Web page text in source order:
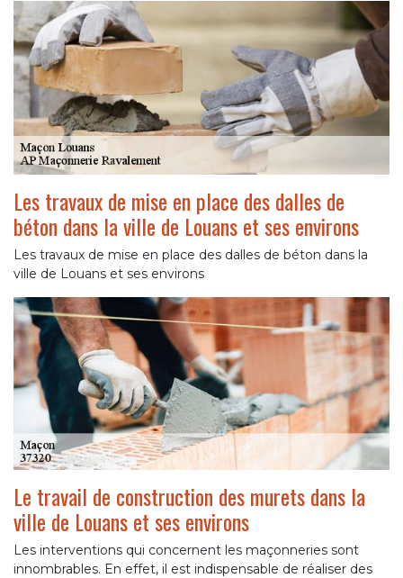
Les travaux de mise en place des dalles de
béton dans la ville de Louans et ses environs
Les travaux de mise en place des dalles de béton dans la
ville de Louans et ses environs
Le travail de construction des murets dans la
ville de Louans et ses environs
Les interventions qui concernent les maçonneries sont
innombrables. En effet, il est indispensable de réaliser des